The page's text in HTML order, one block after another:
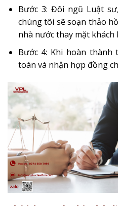
Bước 3: Đôi ngũ Luật
chúng tôi sẽ soạn thảo
nhà nước thay mặt khách
Bước 4: Khi hoàn thành
toán và nhận hợp đồng